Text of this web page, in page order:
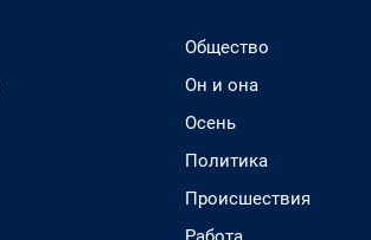
Общество
Он и она
Осень
Политика
Происшествия